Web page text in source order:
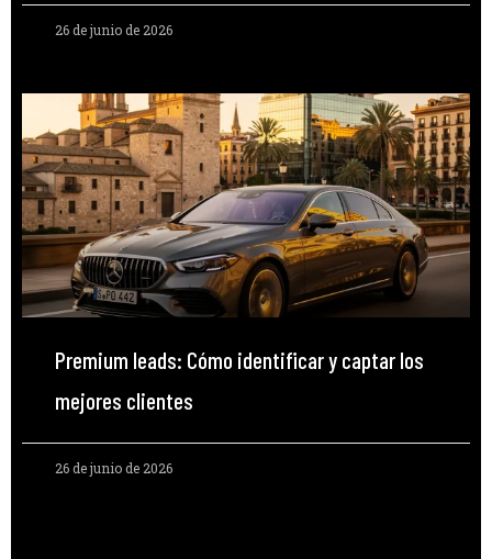
26 de junio de 2026
Premium leads: Cómo identificar y captar los
mejores clientes
26 de junio de 2026